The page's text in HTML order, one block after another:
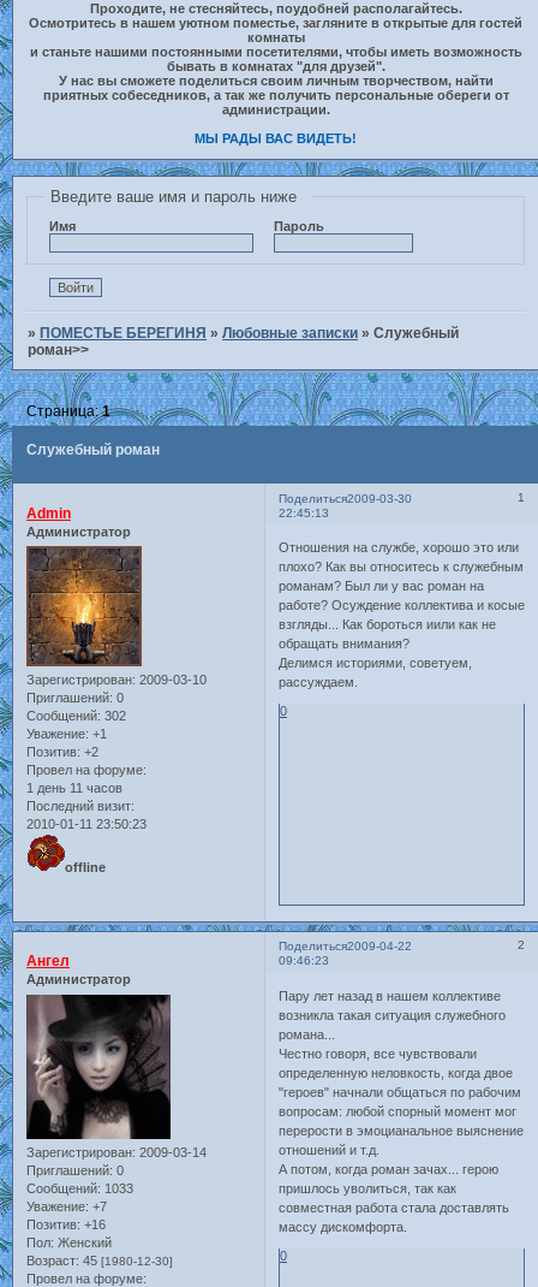
Проходите, не стесняйтесь, поудобней располагайтесь.
Осмотритесь в нашем уютном поместье, загляните в открытые для гостей
комнаты
и станьте нашими постоянными посетителями, чтобы иметь возможность
бывать в комнатах "для друзей".
У нас вы сможете поделиться своим личным творчеством, найти
приятных собеседников, а так же получить персональные обереги от
администрации.
МЫ РАДЫ ВАС ВИДЕТЬ!
Введите ваше имя и пароль ниже
Имя Пароль
»ПОМЕСТЬЕ БЕРЕГИНЯ »Любовные записки »Служебный
роман>>
Служебный роман
Страница:1
Поделиться 1
2009-03-30
22:45:13
Admin
Администратор
Зарегистрирован: 2009-03-10
Приглашений: 0
Сообщений: 302
Уважение: +1
Позитив: +2
Провел на форуме:
1 день 11 часов
Последний визит:
2010-01-11 23:50:23
offline
Отношения на службе, хорошо это или
плохо? Как вы относитесь к служебным
романам? Был ли у вас роман на
работе? Осуждение коллектива и косые
взгляды... Как бороться иили как не
обращать внимания?
Делимся историями, советуем,
рассуждаем.
0
Поделиться 2
2009-04-22
09:46:23
Ангел
Администратор
Зарегистрирован: 2009-03-14
Приглашений: 0
Сообщений: 1033
Уважение: +7
Позитив: +16
Пол: Женский
Возраст: 45 [1980-12-30]
Провел на форуме:
Пару лет назад в нашем коллективе
возникла такая ситуация служебного
романа...
Честно говоря, все чувствовали
определенную неловкость, когда двое
"героев" начнали общаться по рабочим
вопросам: любой спорный момент мог
перерости в эмоцианальное выяснение
отношений и т.д.
А потом, когда роман зачах... герою
пришлось уволиться, так как
совместная работа стала доставлять
массу дискомфорта.
0